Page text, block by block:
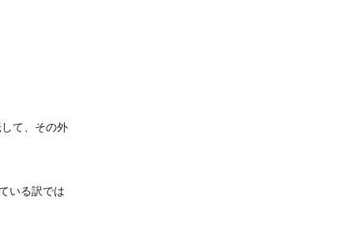
て、その外
いる訳では